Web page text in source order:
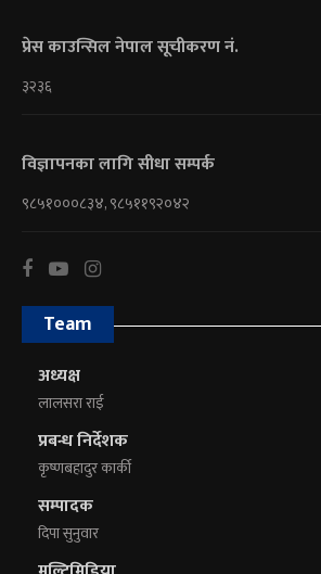
प्रेस काउन्सिल नेपाल सूचीकरण नं.
३२३६
विज्ञापनका लागि सीधा सम्पर्क
९८५१०००८३४, ९८५११९२०४२
Team
अध्यक्ष
लालसरा राई
प्रबन्ध निर्देशक
कृष्णबहादुर कार्की
सम्पादक
दिपा सुनुवार